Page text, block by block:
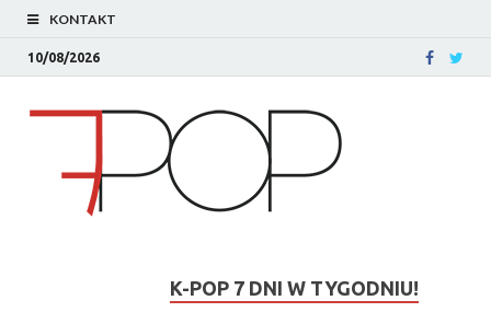
KONTAKT
10/08/2026
K-POP 7 DNI W TYGODNIU!